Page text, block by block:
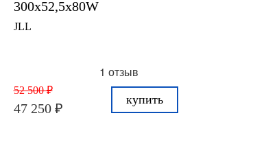
300x52,5x80W
JLL
1 отзыв
52 500 ₽
47 250 ₽
купить